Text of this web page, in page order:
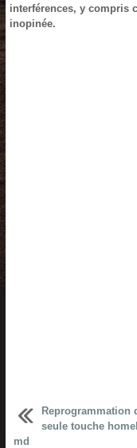
interférences, y compris
inopinée.
Reprogrammation
seule touche
md